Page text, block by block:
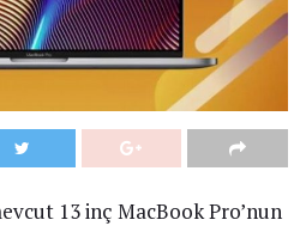
13 inç MacBook Pro’nun